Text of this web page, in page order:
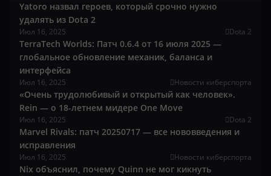
Yatoro назвал героев, который срочно нужно
удалять из Dota 2
Июл 16, 2025 Dota 2
TerraTech Worlds: Патч 0.6.4 от 16 июля 2025 —
глобальное обновление механик, баланса и
интерфейса
Июл 16, 2025 Новости киберспорта
«Очень трудолюбивый и открытый как человек».
Rein — о 18-летнем мидере One Move
Июл 16, 2025 Dota 2
Marvel Rivals: патч 20250717 — все нововведения и
исправления
Июл 16, 2025 Новости киберспорта
Nix объяснил, почему Quinn не мог кикнуть